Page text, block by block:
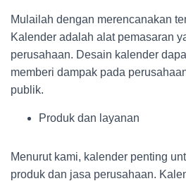
Mulailah dengan merencanakan
Kalender adalah alat pemasaran
perusahaan. Desain kalender
memberi dampak pada
publik.
Produk dan layanan
Menurut kami, kalender penting
produk dan jasa perusahaan.